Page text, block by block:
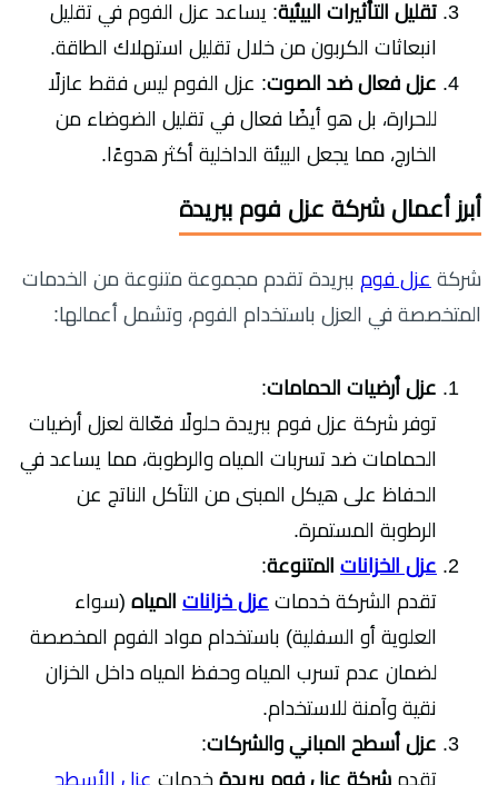
تقليل التأثيرات البيئية: يساعد عزل الفوم في تقليل
انبعاثات الكربون من خلال تقليل استهلاك الطاقة.
عزل فعال ضد الصوت: عزل الفوم ليس فقط عازلًا
للحرارة، بل هو أيضًا فعال في تقليل الضوضاء من
الخارج، مما يجعل البيئة الداخلية أكثر هدوءًا.
أبرز أعمال شركة عزل فوم ببريدة
شركة عزل فوم ببريدة تقدم مجموعة متنوعة من الخدمات
المتخصصة في العزل باستخدام الفوم، وتشمل أعمالها:
عزل أرضيات الحمامات:
توفر شركة عزل فوم ببريدة حلولًا فعّالة لعزل أرضيات
الحمامات ضد تسربات المياه والرطوبة، مما يساعد في
الحفاظ على هيكل المبنى من التآكل الناتج عن
الرطوبة المستمرة.
عزل الخزانات المتنوعة:
تقدم الشركة خدمات عزل خزانات المياه (سواء
العلوية أو السفلية) باستخدام مواد الفوم المخصصة
لضمان عدم تسرب المياه وحفظ المياه داخل الخزان
نقية وآمنة للاستخدام.
عزل أسطح المباني والشركات:
تقدم شركة عزل فوم ببريدة خدمات عزل الأسطح